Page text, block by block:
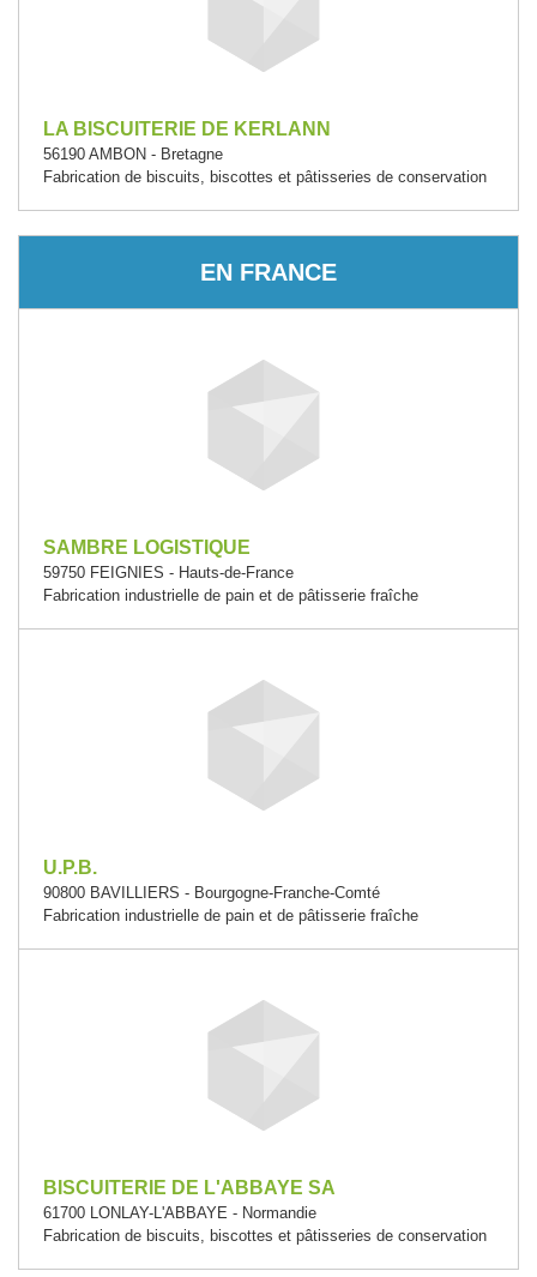
LA BISCUITERIE DE KERLANN
56190 AMBON - Bretagne
Fabrication de biscuits, biscottes et pâtisseries de conservation
EN FRANCE
SAMBRE LOGISTIQUE
59750 FEIGNIES - Hauts-de-France
Fabrication industrielle de pain et de pâtisserie fraîche
U.P.B.
90800 BAVILLIERS - Bourgogne-Franche-Comté
Fabrication industrielle de pain et de pâtisserie fraîche
BISCUITERIE DE L'ABBAYE SA
61700 LONLAY-L'ABBAYE - Normandie
Fabrication de biscuits, biscottes et pâtisseries de conservation